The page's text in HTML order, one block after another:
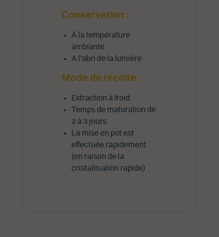
Conservation :
À la température
ambiante
A l'abri de la lumière
Mode de récolte :
Extraction à froid
Temps de maturation de
2 à 3 jours
La mise en pot est
effectuée rapidement
(en raison de la
cristallisation rapide)